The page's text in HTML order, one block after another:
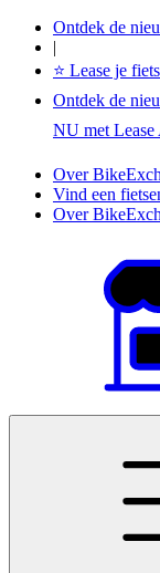
Ontdek de
|
⭐ Lease je
Ontdek de
NU met Lease
Over
Vind een
Over